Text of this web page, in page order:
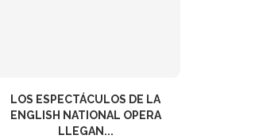
LOS ESPECTÁCULOS DE LA
ENGLISH NATIONAL OPERA
LLEGAN...